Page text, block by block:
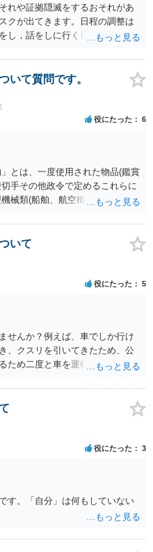
れや証拠隠滅をするおそれがあ
クが出てきます。日程の調整は
し，話をしに行く日程の調整を
いて質問です。
役にたった 6
とは、一度使用された物品(鑑賞
手その他政令で定めるこれらに
械類(船舶、航空機、工作機械そ
のために取引 きされたもの又は
のをいう。 単純に言うと、一
上は、古物になります。 したが
すが、取り締まりが追いつきま
、アマゾンなどでは、独自に新
いて
役にたった 5
せんか？例えば、車でしか行け
、クスリを引いてきたため、公
ため二度と車を運転をしない、
たく関連性がなく、あなたが言
、単純に過失運転致傷を起こし
で公判請求されるような重大事
無車検・無保険で後遺障害を生
か。）などでなければ、交通事
の賠償責任を果たすことができ
も、罰金刑で済み、執行猶予を
勤で車を使われていたり、趣味
とは、あなたが二度と覚醒剤に
役にたった 3
す。「自分」は何もしていない